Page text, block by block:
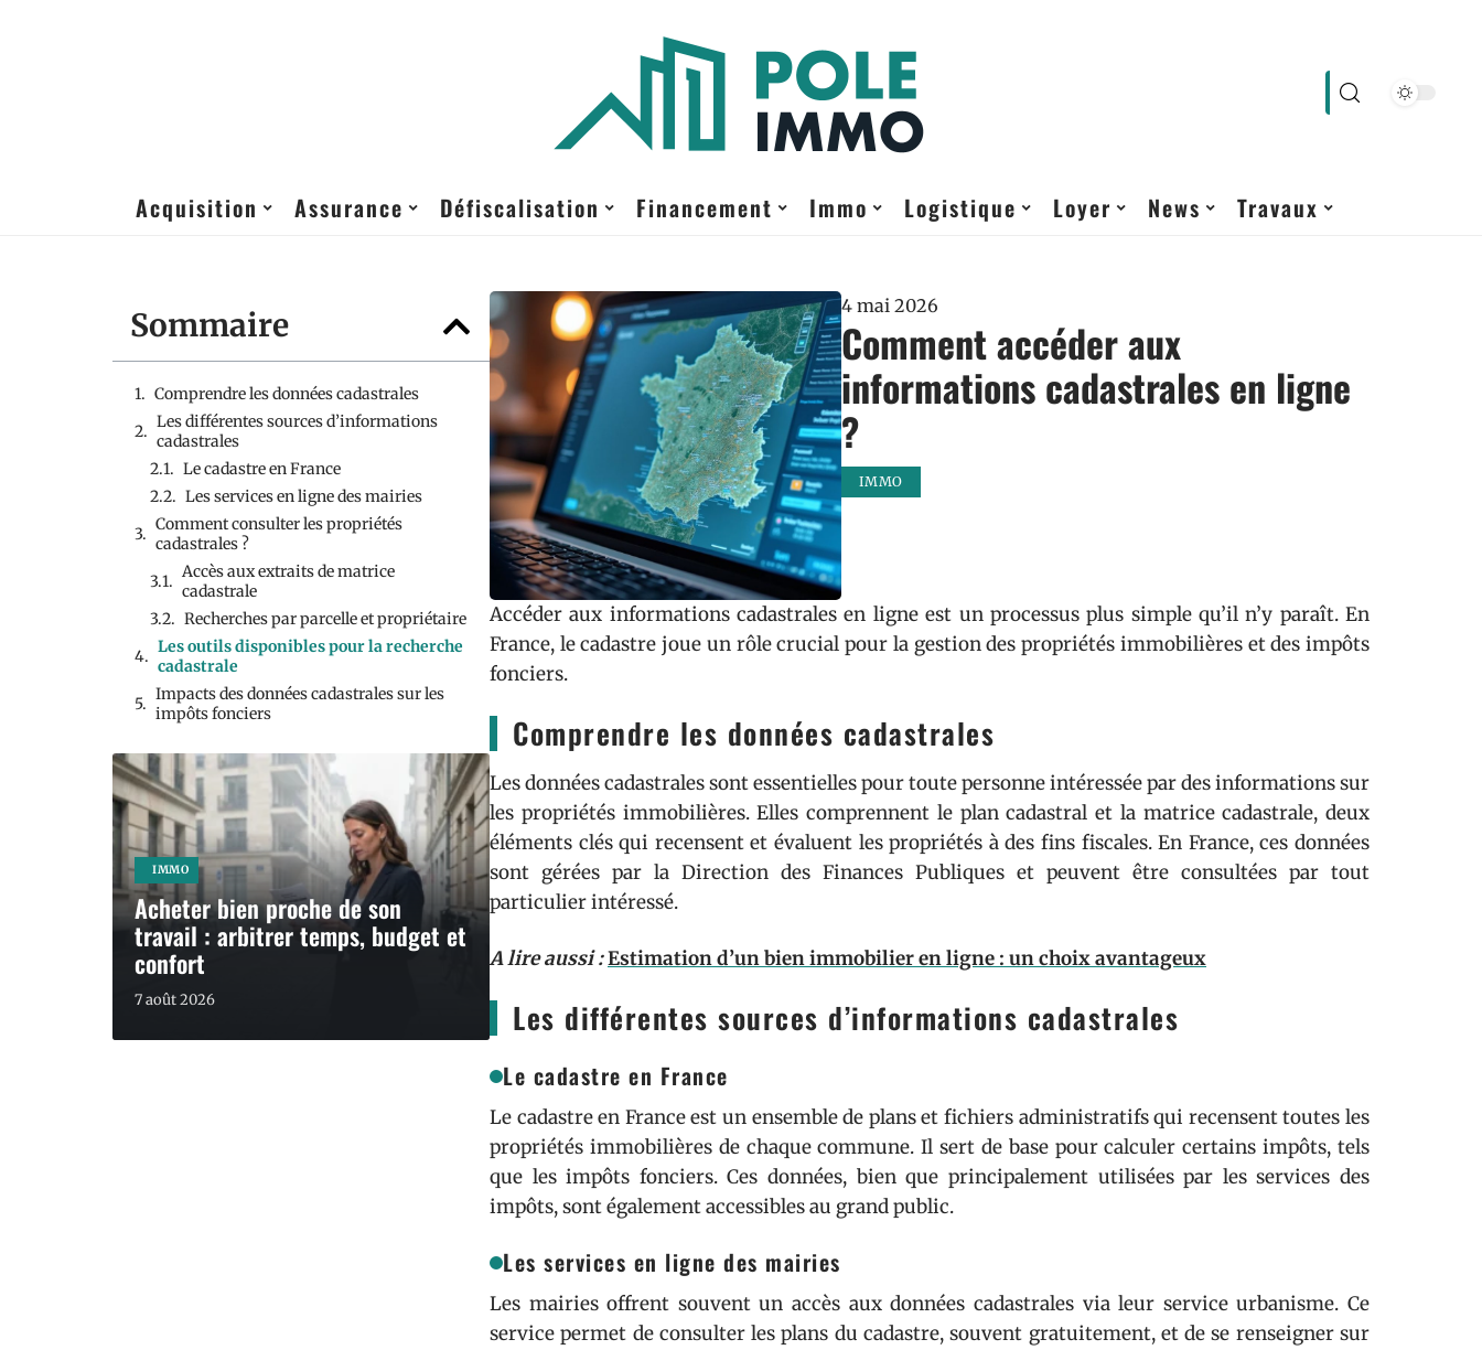
Acquisition Assurance Défiscalisation Financement Immo Logistique Loyer News Travaux
Sommaire
Comprendre les données cadastrales
Les différentes sources d’informations
cadastrales
Le cadastre en France
Les services en ligne des mairies
Comment consulter les propriétés
cadastrales ?
Accès aux extraits de matrice
cadastrale
Recherches par parcelle et propriétaire
Les outils disponibles pour la recherche
cadastrale
Impacts des données cadastrales sur les
impôts fonciers
IMMO
Acheter bien proche de son
travail : arbitrer temps, budget et
confort
7 août 2026
4 mai 2026
Comment accéder aux
informations cadastrales en ligne
?
IMMO
Accéder aux informations cadastrales en ligne est un processus plus simple qu’il n’y paraît. En
France, le cadastre joue un rôle crucial pour la gestion des propriétés immobilières et des impôts
fonciers.
Comprendre les données cadastrales
Les données cadastrales sont essentielles pour toute personne intéressée par des informations sur
les propriétés immobilières. Elles comprennent le plan cadastral et la matrice cadastrale, deux
éléments clés qui recensent et évaluent les propriétés à des fins fiscales. En France, ces données
sont gérées par la Direction des Finances Publiques et peuvent être consultées par tout
particulier intéressé.
A lire aussi :Estimation d’un bien immobilier en ligne : un choix avantageux
Les différentes sources d’informations cadastrales
Le cadastre en France
Le cadastre en France est un ensemble de plans et fichiers administratifs qui recensent toutes les
propriétés immobilières de chaque commune. Il sert de base pour calculer certains impôts, tels
que les impôts fonciers. Ces données, bien que principalement utilisées par les services des
impôts, sont également accessibles au grand public.
Les services en ligne des mairies
Les mairies offrent souvent un accès aux données cadastrales via leur service urbanisme. Ce
service permet de consulter les plans du cadastre, souvent gratuitement, et de se renseigner sur